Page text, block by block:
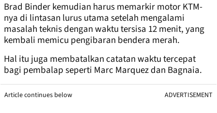
Brad Binder kemudian harus memarkir motor KTM-
nya di lintasan lurus utama setelah mengalami
masalah teknis dengan waktu tersisa 12 menit, yang
kembali memicu pengibaran bendera merah.
Hal itu juga membatalkan catatan waktu tercepat
bagi pembalap seperti Marc Marquez dan Bagnaia.
Article continues below ADVERTISEMENT